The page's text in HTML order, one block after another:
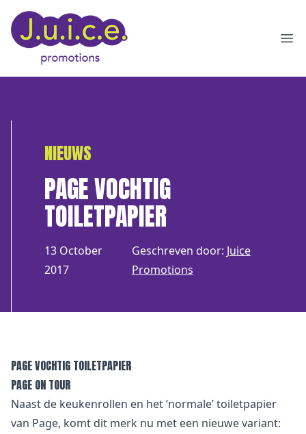
NIEUWS
PAGE VOCHTIG
TOILETPAPIER
13 October
2017
Geschreven door: Juice
Promotions
PAGE VOCHTIG TOILETPAPIER
PAGE ON TOUR
Naast de keukenrollen en het ‘normale’ toiletpapier
van Page, komt dit merk nu met een nieuwe variant: